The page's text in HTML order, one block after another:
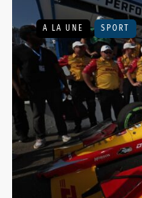
A LA UNE SPORT